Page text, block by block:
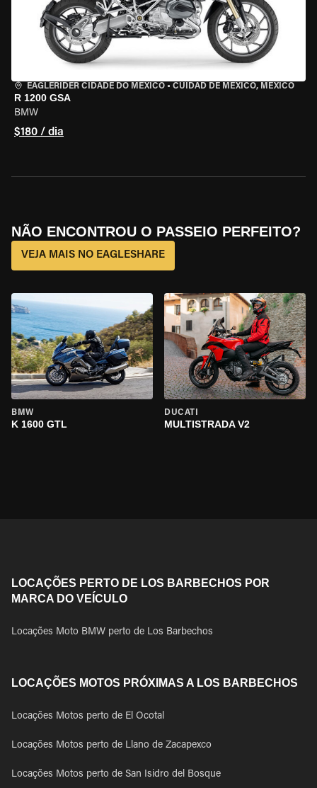
EAGLERIDER CIDADE DO MÉXICO • CUIDAD DE MEXICO, MEXICO
R 1200 GSA
BMW
$180 / dia
NÃO ENCONTROU O PASSEIO PERFEITO?
VEJA MAIS NO EAGLESHARE
BMW
K 1600 GTL
DUCATI
MULTISTRADA V2
LOCAÇÕES PERTO DE LOS BARBECHOS POR
MARCA DO VEÍCULO
Locações Moto BMW perto de Los Barbechos
LOCAÇÕES MOTOS PRÓXIMAS A LOS BARBECHOS
Locações Motos perto de El Ocotal
Locações Motos perto de Llano de Zacapexco
Locações Motos perto de San Isidro del Bosque